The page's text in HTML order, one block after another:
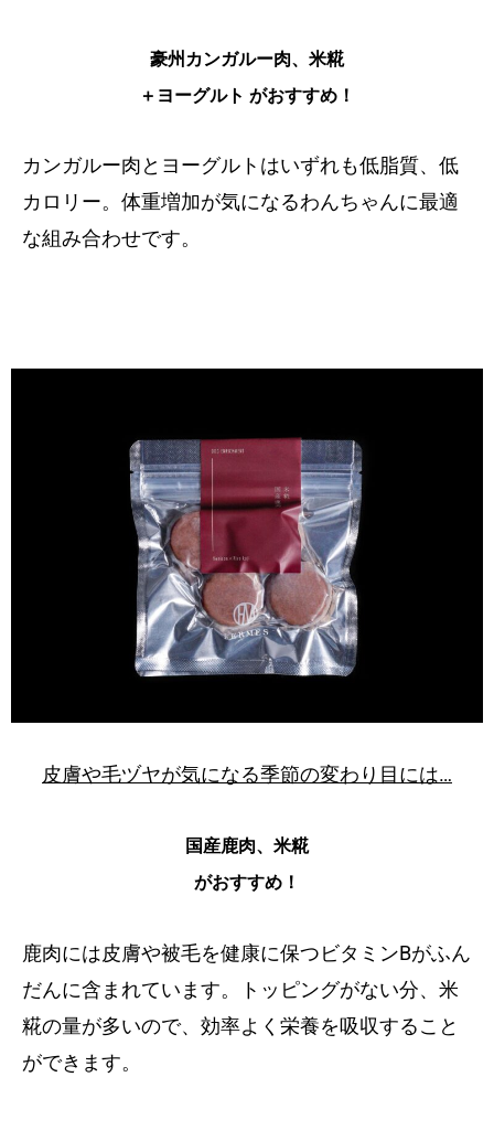
豪州カンガルー肉、米糀
＋ヨーグルト がおすすめ！
カンガルー肉とヨーグルトはいずれも低脂質、低
カロリー。体重増加が気になるわんちゃんに最適
な組み合わせです。
皮膚や毛ヅヤが気になる季節の変わり目には…
国産鹿肉、米糀
がおすすめ！
鹿肉には皮膚や被毛を健康に保つビタミンBがふん
だんに含まれています。トッピングがない分、米
糀の量が多いので、効率よく栄養を吸収すること
ができます。